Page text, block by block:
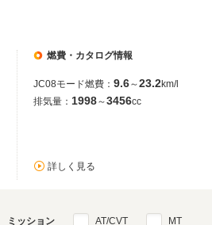
燃費・カタログ情報
JC08モード燃費： 9.6～23.2km/l
排気量： 1998～3456cc
詳しく見る
ミッション AT/CVT MT